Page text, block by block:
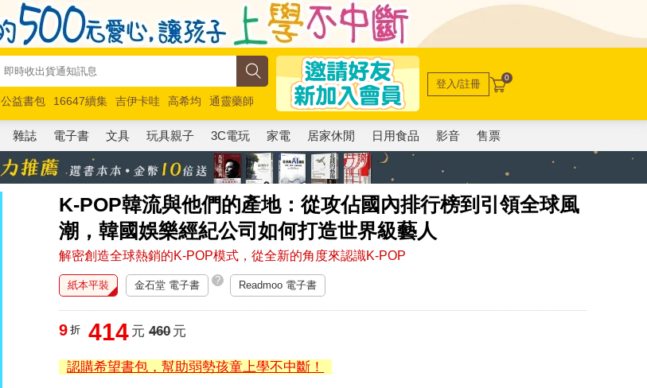
公益書包 16647續集 吉伊卡哇 高希均
通靈藥師
馬斯克 玩具總動員5 超慢跑
登入/註冊 0
雜誌 電子書 文具 玩具親子 3C電玩 家電 居家休閒 日用食品 影音 售票
K-POP韓流與他們的產地：從攻佔國內排行榜到引領全球風
潮，韓國娛樂經紀公司如何打造世界級藝人
解密創造全球熱銷的K-POP模式，從全新的角度來認識K-POP
紙本平裝 金石堂 電子書 ? Readmoo 電子書
9 折 414 元 460元
認購希望書包，幫助弱勢孩童上學不中斷！